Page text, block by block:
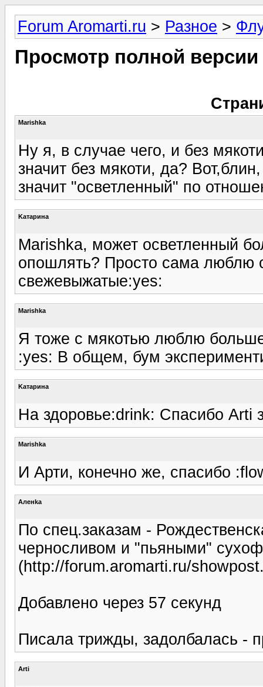
Forum Aromarti.ru > Разное >
Просмотр полной
Marishka
Ну я, в случае чего, и без
значит без мякоти, да?
значит "осветленный" по
Kатарина
Marishka, может осветленный
опошлять? Просто сама люблю
свежевыжатые:yes:
Marishka
Я тоже с мякотью люблю
:yes: В общем, бум
Kатарина
На здоровье:drink: Спасибо Arti
Marishka
И Арти, конечно же, спасибо
Аленka
По спец.заказам -
черносливом и "пьяными"
(http://forum.aromarti.ru/
Добавлено через 57 секунд
Писала трижды, задолбалась -
Arti